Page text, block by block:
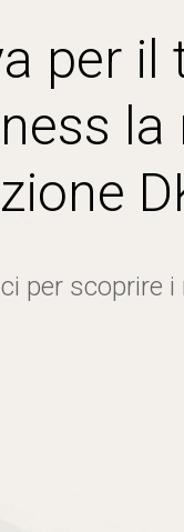
per il
per scoprire